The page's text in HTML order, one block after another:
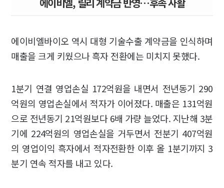
에이비엘바이오 역시 대형 기술수출 계약금을 인식하며
매출을 크게 키웠으나 흑자 전환에는 미치지 못했다.
1분기 연결 영업손실 172억원을 내면서 전년동기 290
억원의 영업손실에서 적자가 이어졌다. 매출은 131억원
으로 전년동기 21억원보다 6배 가량 늘었다. 지난해 3분
기에 224억원의 영업손실을 거두면서 전분기 407억원
의 영업이익 흑자에서 적자전환한 이후 올 1분기까지 3
분기 연속 적자를 내고 있다.